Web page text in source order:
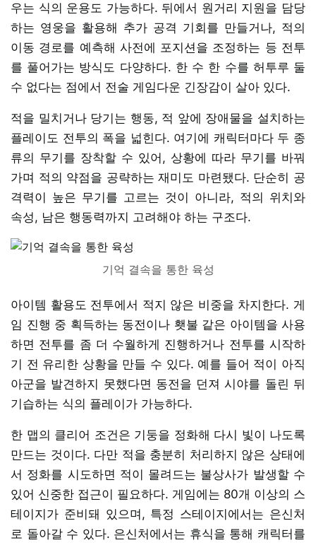
우는 식의 운용도 가능하다. 뒤에서 원거리 지원을 담당
하는 영웅을 활용해 추가 공격 기회를 만들거나, 적의
이동 경로를 예측해 사전에 포지션을 조정하는 등 전투
를 풀어가는 방식도 다양하다. 한 수 한 수를 허투루 둘
수 없다는 점에서 전술 게임다운 긴장감이 살아 있다.
적을 밀치거나 당기는 행동, 적 앞에 장애물을 설치하는
플레이도 전투의 폭을 넓힌다. 여기에 캐릭터마다 두 종
류의 무기를 장착할 수 있어, 상황에 따라 무기를 바꿔
가며 적의 약점을 공략하는 재미도 마련됐다. 단순히 공
격력이 높은 무기를 고르는 것이 아니라, 적의 위치와
속성, 남은 행동력까지 고려해야 하는 구조다.
기억 결속을 통한 육성
아이템 활용도 전투에서 적지 않은 비중을 차지한다. 게
임 진행 중 획득하는 동전이나 횃불 같은 아이템을 사용
하면 전투를 좀 더 수월하게 진행하거나 전투를 시작하
기 전 유리한 상황을 만들 수 있다. 예를 들어 적이 아직
아군을 발견하지 못했다면 동전을 던져 시야를 돌린 뒤
기습하는 식의 플레이가 가능하다.
한 맵의 클리어 조건은 기둥을 정화해 다시 빛이 나도록
만드는 것이다. 다만 적을 충분히 처리하지 않은 상태에
서 정화를 시도하면 적이 몰려드는 불상사가 발생할 수
있어 신중한 접근이 필요하다. 게임에는 80개 이상의 스
테이지가 준비돼 있으며, 특정 스테이지에서는 은신처
로 돌아갈 수 있다. 은신처에서는 휴식을 통해 캐릭터를